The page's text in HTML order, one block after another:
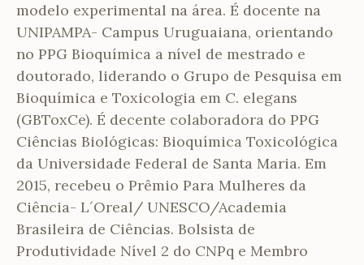
modelo experimental na área. É docente na
UNIPAMPA- Campus Uruguaiana, orientando
no PPG Bioquímica a nível de mestrado e
doutorado, liderando o Grupo de Pesquisa em
Bioquímica e Toxicologia em C. elegans
(GBToxCe). É decente colaboradora do PPG
Ciências Biológicas: Bioquímica Toxicológica
da Universidade Federal de Santa Maria. Em
2015, recebeu o Prêmio Para Mulheres da
Ciência- L´Oreal/ UNESCO/Academia
Brasileira de Ciências. Bolsista de
Produtividade Nível 2 do CNPq e Membro